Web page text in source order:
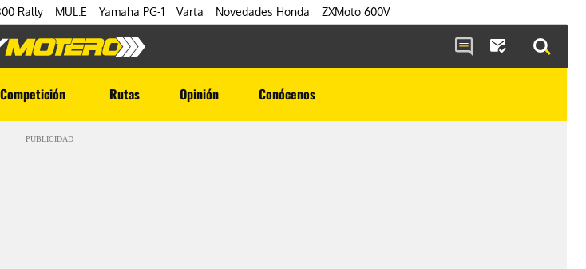
Rally MUL.E Yamaha PG-1 Varta Novedades Honda ZXMoto 600V
Competición Rutas Opinión Conócenos
PUBLICIDAD